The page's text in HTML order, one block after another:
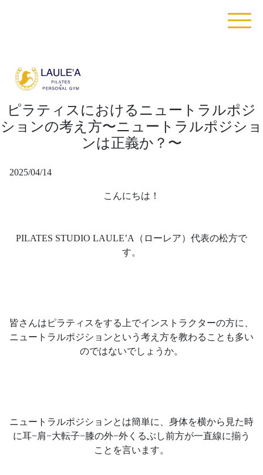
ピラティスにおけるニュートラルポジ
ションの考え方〜ニュートラルポジショ
ンは正義か？〜
2025/04/14
こんにちは！
PILATES STUDIO LAULE’A（ローレア）代表の松方で
す。
皆さんはピラティスをする上でインストラクターの方に、
ニュートラルポジションという考え方を教わることも多い
のではないでしょうか。
ニュートラルポジションとは簡単に、身体を横から見た時
に耳−肩−大転子−膝の外−外くるぶし前方が一直線に揃う
ことを言います。